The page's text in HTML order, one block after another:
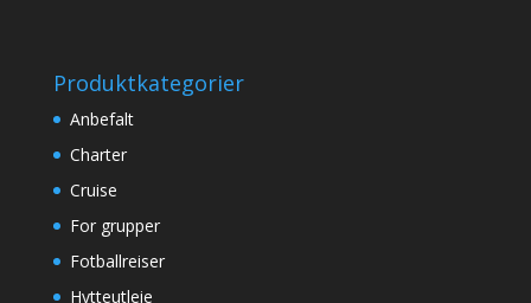
Produktkategorier
Anbefalt
Charter
Cruise
For grupper
Fotballreiser
Hytteutleie